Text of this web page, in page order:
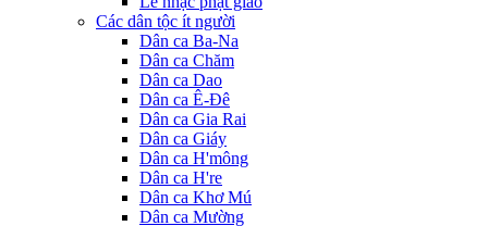
Các dân tộc ít người
Dân ca Ba-Na
Dân ca Chăm
Dân ca Dao
Dân ca Ê-Đê
Dân ca Gia Rai
Dân ca Giáy
Dân ca H'mông
Dân ca H're
Dân ca Khơ Mú
Dân ca Mường